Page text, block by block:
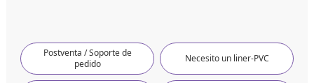
Postventa / Soporte de
pedido
Necesito un liner-PVC